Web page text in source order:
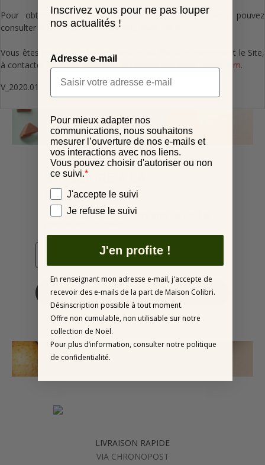
Pour obtenir plus d’information sur les cookies, vous pouvez
consulter le site internet de la CNIL,
Vous êtes invité, pour toute question ou réaction concernant le Site,
à contacter l’adresse suivante :
madeleine@maison-colibri.com.
V_2020.01
S'INSCRIRE À LA
NEWSLETTER
Pour profiter de -10% (hors offre de noël et
JE M'ABONNE
LIVRAISON RAPIDE
VIA CHRONOPOST
Inscrivez vous pour ne pas louper
nos actualités !
Adresse e-mail
Pour mieux adapter nos
communications, nous souhaitons
mesurer l’ouverture de nos e-mails et
vos interactions avec nos liens.
Vous pouvez choisir d'autoriser ou non
ce suivi.*
Vos préférences
J'accepte le suivi
Je refuse le suivi
J'en profite !
En renseignant mon adresse e-mail, j'accepte de
recevoir des e-mails de la part de Maison Colibri.
Désinscription possible à tout moment.
Offre non cumulable, non utilisable sur notre
collection de Noël.
Pour plus d’information, consulter notre politique
de confidentialité.